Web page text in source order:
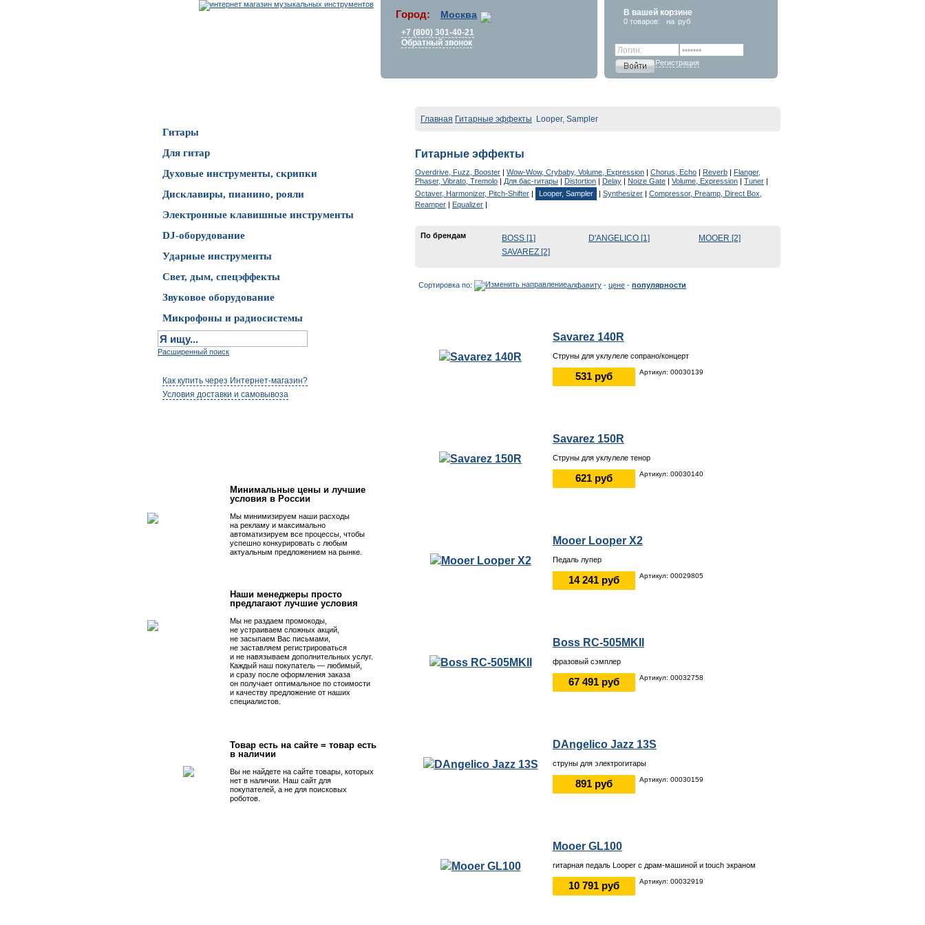
Город: Москва
+7 (800) 301-40-21
Обратный звонок
В вашей корзине
0 товаров: на руб
Регистрация
Гитары
Для гитар
Духовые инструменты, скрипки
Дисклавиры, пианино, рояли
Электронные клавишные инструменты
DJ-оборудование
Ударные инструменты
Свет, дым, спецэффекты
Звуковое оборудование
Микрофоны и радиосистемы
Расширенный поиск
Как купить через Интернет-магазин?
Условия доставки и самовывоза
Минимальные цены и лучшие
условия в России
Мы минимизируем наши расходы
на рекламу и максимально
автоматизируем все процессы, чтобы
успешно конкурировать с любым
актуальным предложением на рынке.
Наши менеджеры просто
предлагают лучшие условия
Мы не раздаем промокоды,
не устраиваем сложных акций,
не засыпаем Вас письмами,
не заставляем регистрироваться
и не навязываем дополнительных услуг.
Каждый наш покупатель — любимый,
и сразу после оформления заказа
он получает оптимальное по стоимости
и качеству предложение от наших
специалистов.
Товар есть на сайте = товар есть
в наличии
Вы не найдете на сайте товары, которых
нет в наличии. Наш сайт для
покупателей, а не для поисковых
роботов.
Главная Гитарные эффекты Looper, Sampler
Гитарные эффекты
Overdrive, Fuzz, Booster | Wow-Wow, Crybaby, Volume, Expression | Chorus, Echo | Reverb | Flanger,
Phaser, Vibrato, Tremolo | Для бас-гитары | Distortion | Delay | Noize Gate | Volume, Expression | Tuner |
Octaver, Harmonizer, Pitch-Shifter | Looper, Sampler | Synthesizer | Compressor, Preamp, Direct Box,
Reamper | Equalizer |
По брендам BOSS [1] D'ANGELICO [1]
MOOER [2]
SAVAREZ [2]
Сортировка по: алфавиту - цене - популярности
Savarez 140R
Струны для уклулеле сопрано/концерт
531 руб Артикул: 00030139
Savarez 150R
Струны для уклулеле тенор
621 руб Артикул: 00030140
Mooer Looper X2
Педаль лупер
14 241 руб Артикул: 00029805
Boss RC-505MKII
фразовый сэмплер
67 491 руб Артикул: 00032758
DAngelico Jazz 13S
струны для электрогитары
891 руб Артикул: 00030159
Mooer GL100
гитарная педаль Looper с драм-машиной и touch экраном
10 791 руб Артикул: 00032919